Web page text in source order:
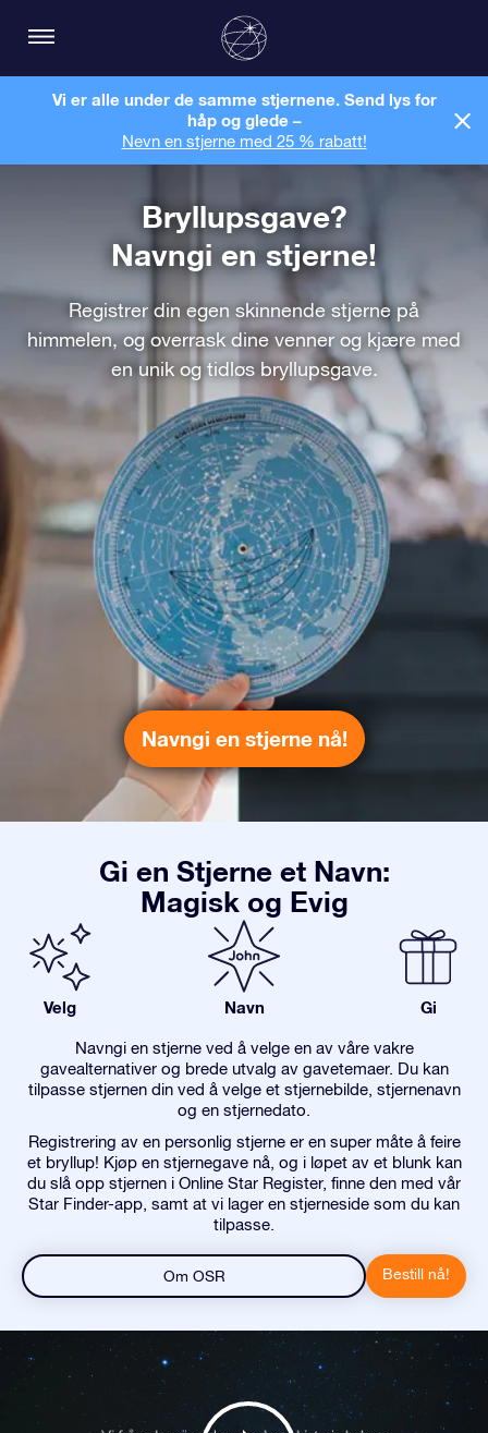
Vi er alle under de samme stjernene. Send lys for
håp og glede –
Nevn en stjerne med 25 % rabatt!
Bryllupsgave?
Navngi en stjerne!
Registrer din egen skinnende stjerne på
himmelen, og overrask dine venner og kjære med
en unik og tidløs bryllupsgave.
Navngi en stjerne nå!
Gi en Stjerne et Navn:
Magisk og Evig
Velg Navn Gi
Navngi en stjerne ved å velge en av våre vakre
gavealternativer og brede utvalg av gavetemaer. Du kan
tilpasse stjernen din ved å velge et stjernebilde, stjernenavn
og en stjernedato.
Registrering av en personlig stjerne er en super måte å feire
et bryllup! Kjøp en stjernegave nå, og i løpet av et blunk kan
du slå opp stjernen i Online Star Register, finne den med vår
Star Finder-app, samt at vi lager en stjerneside som du kan
tilpasse.
Om OSR Bestill nå!